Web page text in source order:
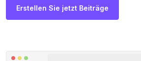
Erstellen Sie jetzt Beiträge